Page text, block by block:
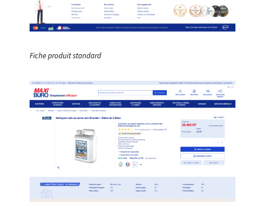
Fiche produit standard